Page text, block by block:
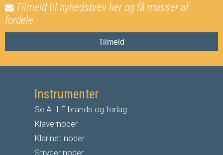
Tilmeld til nyhedsbrev her og få masser af
fordele
Tilmeld
Instrumenter
Se ALLE brands og forlag
Klavernoder
Klarinet noder
Stryger noder